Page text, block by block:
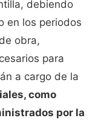
debiendo
en los periodos
obra,
para
a cargo de la
como
por la